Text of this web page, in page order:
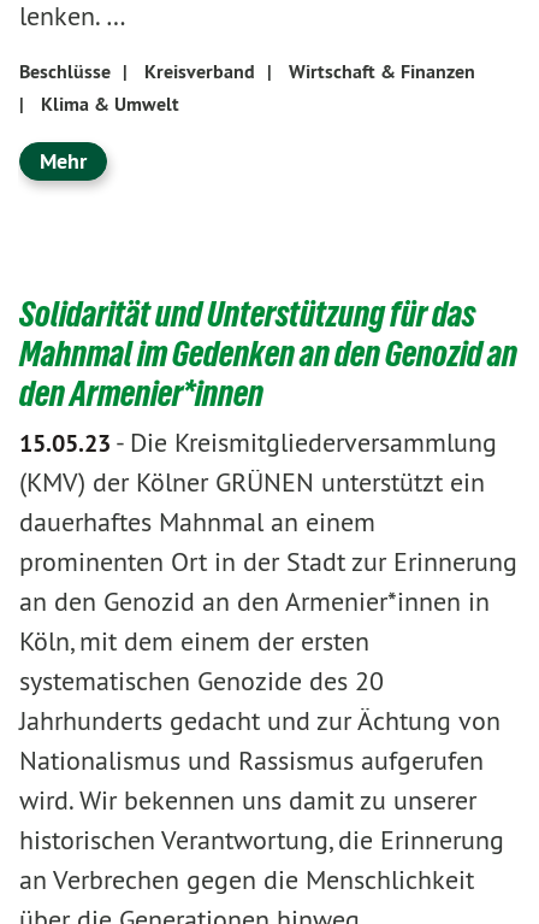
lenken. …
Beschlüsse | Kreisverband |
Wirtschaft & Finanzen
|
Klima & Umwelt
Mehr
Solidarität und Unterstützung für das
Mahnmal im Gedenken an den Genozid an
den Armenier*innen
15.05.23 - Die Kreismitgliederversammlung
(KMV) der Kölner GRÜNEN unterstützt ein
dauerhaftes Mahnmal an einem
prominenten Ort in der Stadt zur Erinnerung
an den Genozid an den Armenier*innen in
Köln, mit dem einem der ersten
systematischen Genozide des 20
Jahrhunderts gedacht und zur Ächtung von
Nationalismus und Rassismus aufgerufen
wird. Wir bekennen uns damit zu unserer
historischen Verantwortung, die Erinnerung
an Verbrechen gegen die Menschlichkeit